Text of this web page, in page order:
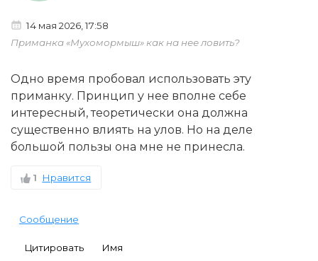
14 мая 2026, 17:58
Приманка «Мухомормыш» как на нее ловить?
Одно время пробовал использовать эту
приманку. Принцип у нее вполне себе
интересный, теоретически она должна
существенно влиять на улов. Но на деле
большой пользы она мне не принесла.
1 Нравится
Сообщение
Цитировать Имя